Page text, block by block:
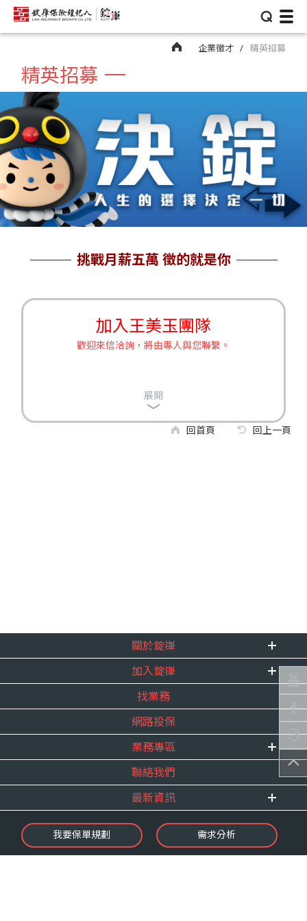
⌕
企業徵才 精英招募
精英招募
挑戰月薪五萬 徵的就是你
展開
加入王美玉團隊
歡迎來信洽詢，將由專人與您聯繫。
回首頁 回上一頁
關於錠嵂
企業資訊
重要事跡
得獎紀錄
服務宣言
合作夥伴
加入錠嵂
內勤招聘
精英招募
年度增員計畫
找業務
網路投保
業務專區
E 線資源網
聯絡我們
最新資訊
最新消息
錠嵂焦點
我要保單規劃 需求分析